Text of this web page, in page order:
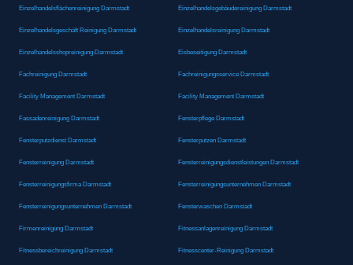
Einzelhandelsflächenreinigung Darmstadt Einzelhandelsgebäudereinigung Darmstadt
Einzelhandelsgeschäft Reinigung Darmstadt Einzelhandelsreinigung Darmstadt
Einzelhandelsshopreinigung Darmstadt Eisbeseitigung Darmstadt
Fachreinigung Darmstadt Fachreinigungsservice Darmstadt
Facility Management Darmstadt Facility Management Darmstadt
Fassadenreinigung Darmstadt Fensterpflege Darmstadt
Fensterputzdienst Darmstadt Fensterputzen Darmstadt
Fensterreinigung Darmstadt Fensterreinigungsdienstleistungen Darmstadt
Fensterreinigungsfirma Darmstadt Fensterreinigungsunternehmen Darmstadt
Fensterreinigungsunternehmen Darmstadt Fensterwaschen Darmstadt
Firmenreinigung Darmstadt Fitnessanlagenreinigung Darmstadt
Fitnessbereichreinigung Darmstadt Fitnesscenter-Reinigung Darmstadt